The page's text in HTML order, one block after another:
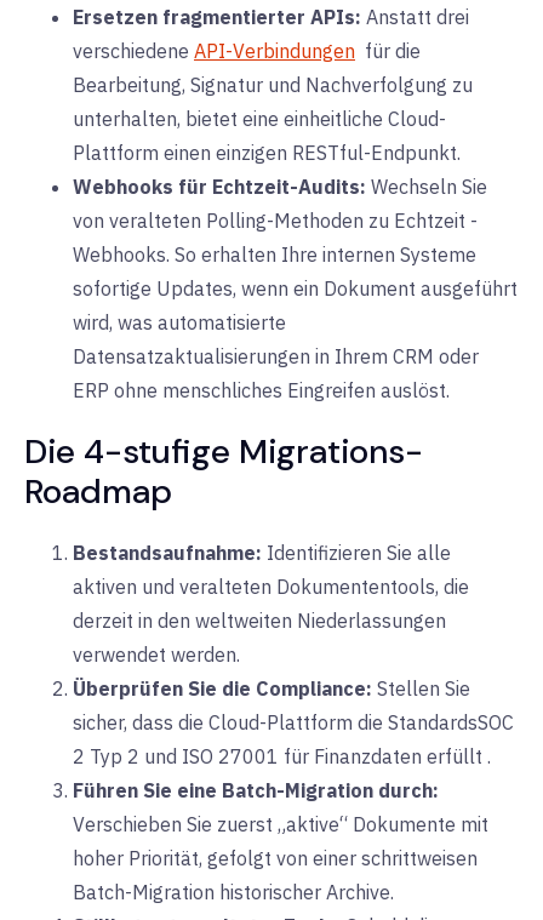
Ersetzen fragmentierter APIs: Anstatt drei
verschiedene API-Verbindungen für die
Bearbeitung, Signatur und Nachverfolgung zu
unterhalten, bietet eine einheitliche Cloud-
Plattform einen einzigen RESTful-Endpunkt.
Webhooks für Echtzeit-Audits: Wechseln Sie
von veralteten Polling-Methoden zu Echtzeit -
Webhooks. So erhalten Ihre internen Systeme
sofortige Updates, wenn ein Dokument ausgeführt
wird, was automatisierte
Datensatzaktualisierungen in Ihrem CRM oder
ERP ohne menschliches Eingreifen auslöst.
Die 4-stufige Migrations-
Roadmap
Bestandsaufnahme: Identifizieren Sie alle
aktiven und veralteten Dokumententools, die
derzeit in den weltweiten Niederlassungen
verwendet werden.
Überprüfen Sie die Compliance: Stellen Sie
sicher, dass die Cloud-Plattform die StandardsSOC
2 Typ 2 und ISO 27001 für Finanzdaten erfüllt .
Führen Sie eine Batch-Migration durch:
Verschieben Sie zuerst „aktive“ Dokumente mit
hoher Priorität, gefolgt von einer schrittweisen
Batch-Migration historischer Archive.